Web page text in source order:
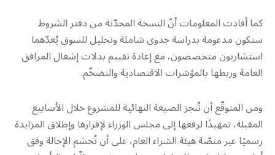
كما أفادت المعلومات أنّ النسخة المحدّثة من دفتر الشروط
ستكون مدعومة بدراسة جدوى شاملة وتحليل للسوق يُعدّهما
استشاريون متخصصون، مع إعادة تقييم بدلات إشغال المرافق
العامة وربطها بالمؤشرات الاقتصادية والتضخّم.
ومن المتوقّع أن تُنجز الصيغة النهائية للمشروع خلال الأسابيع
المقبلة، تمهيدًا لرفعها إلى مجلس الوزراء لإقرارها وإطلاق المزايدة
رسميًا عبر منصّة هيئة الشراء العام، على أن تُحسَم الإحالة وفق